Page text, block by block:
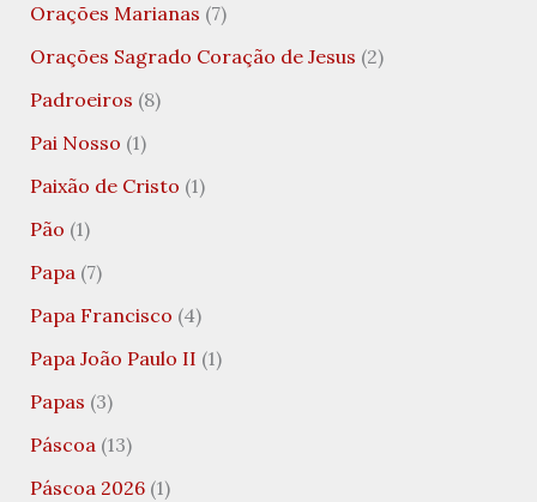
Orações Marianas (7)
Orações Sagrado Coração de Jesus (2)
Padroeiros (8)
Pai Nosso (1)
Paixão de Cristo (1)
Pão (1)
Papa(7)
Papa Francisco (4)
Papa João Paulo II (1)
Papas (3)
Páscoa(13)
Páscoa 2026(1)